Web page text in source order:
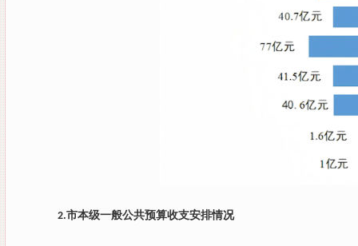
2.市本级一般公共预算收支安排情况